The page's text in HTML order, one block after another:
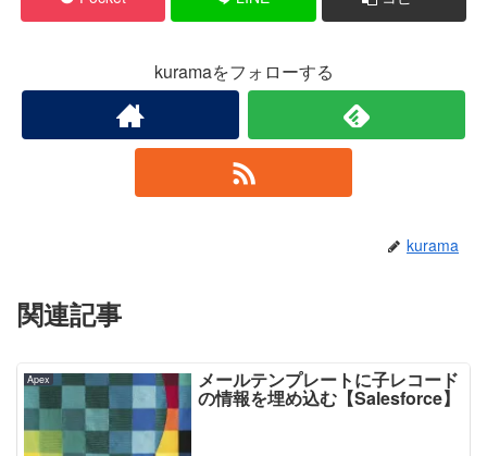
kuramaをフォローする
kurama
関連記事
Apex メールテンプレートに子レコード
の情報を埋め込む【Salesforce】